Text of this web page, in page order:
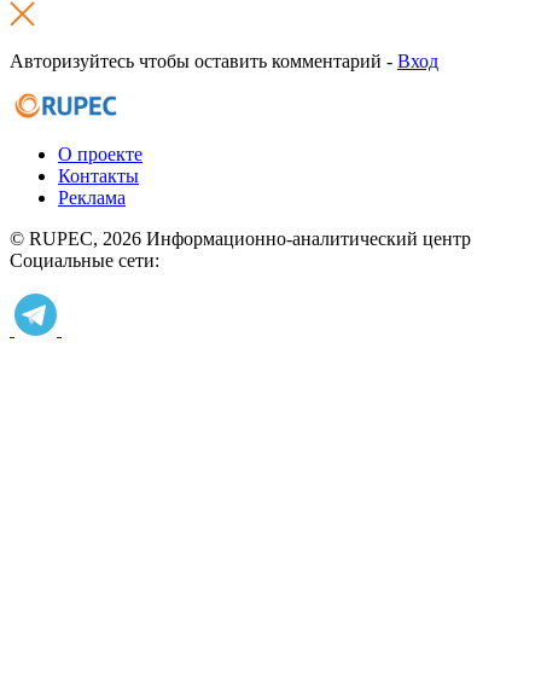
Авторизуйтесь чтобы оставить комментарий - Вход
О проекте
Контакты
Реклама
© RUPEC, 2026 Информационно-аналитический центр
Социальные сети: